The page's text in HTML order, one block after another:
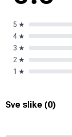
5 ★
4 ★
3 ★
2 ★
1 ★
Sve slike (0)